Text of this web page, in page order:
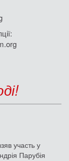
участь у
Парубія